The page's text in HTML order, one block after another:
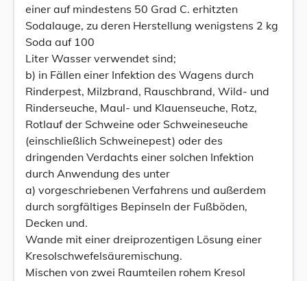
einer auf mindestens 50 Grad C. erhitzten
Sodalauge, zu deren Herstellung wenigstens 2 kg
Soda auf 100
Liter Wasser verwendet sind;
b) in Fällen einer Infektion des Wagens durch
Rinderpest, Milzbrand, Rauschbrand, Wild- und
Rinderseuche, Maul- und Klauenseuche, Rotz,
Rotlauf der Schweine oder Schweineseuche
(einschließlich Schweinepest) oder des
dringenden Verdachts einer solchen Infektion
durch Anwendung des unter
a) vorgeschriebenen Verfahrens und außerdem
durch sorgfältiges Bepinseln der Fußböden,
Decken und.
Wande mit einer dreiprozentigen Lösung einer
Kresolschwefelsäuremischung.
Mischen von zwei Raumteilen rohem Kresol